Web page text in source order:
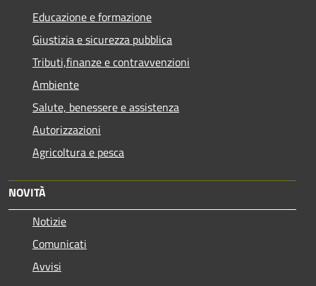
Educazione e formazione
Giustizia e sicurezza pubblica
Tributi,finanze e contravvenzioni
Ambiente
Salute, benessere e assistenza
Autorizzazioni
Agricoltura e pesca
NOVITÀ
Notizie
Comunicati
Avvisi